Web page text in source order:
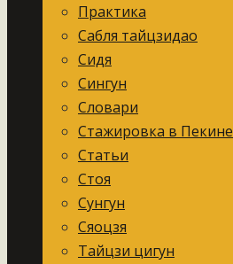
Практика
Сабля тайцзидао
Сидя
Сингун
Словари
Стажировка в Пекине
Статьи
Стоя
Сунгун
Сяоцзя
Тайцзи цигун